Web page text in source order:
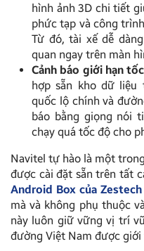
hình ảnh 3D chi tiết
phức tạp và công
Từ đó, tài xế dễ
quan ngay trên màn
Cảnh báo giới hạn
hợp sẵn kho dữ liệu
quốc lộ chính và
báo bằng giọng nói
chạy quá tốc độ cho
Navitel tự hào là một
được cài đặt sẵn trên tất
Android Box của Zestech
mà và không phụ thuộc
này luôn giữ vững vị trí
đường Việt Nam được